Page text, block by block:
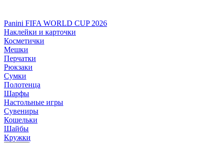
Panini FIFA WORLD CUP 2026
Наклейки и карточки
Косметички
Мешки
Перчатки
Рюкзаки
Сумки
Полотенца
Шарфы
Настольные игры
Сувениры
Кошельки
Шайбы
Кружки